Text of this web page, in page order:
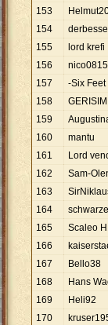
153
154
155
lord krefi
156
nico0815
157
-Six
158
GERISIM
159
160
mantu
161
Lord
162
Sam-
163
164
165
Scaleo
166
167
Bello38
168
Hans
169
Heli92
170